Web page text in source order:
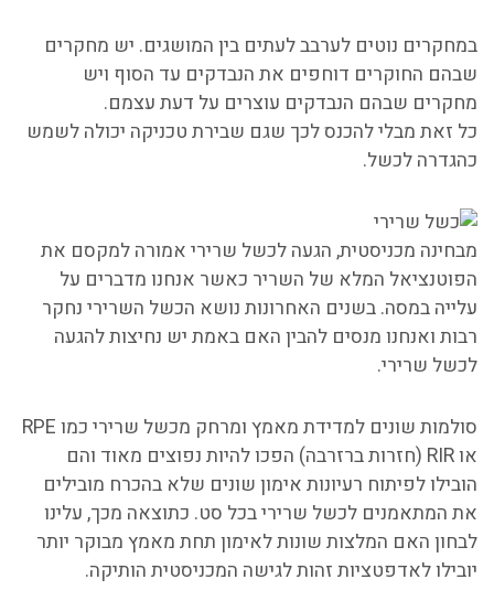
במחקרים נוטים לערבב לעתים בין המושגים. יש מחקרים
שבהם החוקרים דוחפים את הנבדקים עד הסוף ויש
מחקרים שבהם הנבדקים עוצרים על דעת עצמם.
כל זאת מבלי להכנס לכך שגם שבירת טכניקה יכולה לשמש
כהגדרה לכשל.
מבחינה מכניסטית, הגעה לכשל שרירי אמורה למקסם את
הפוטנציאל המלא של השריר כאשר אנחנו מדברים על
עלייה במסה. בשנים האחרונות נושא הכשל השרירי נחקר
רבות ואנחנו מנסים להבין האם באמת יש נחיצות להגעה
לכשל שרירי.
סולמות שונים למדידת מאמץ ומרחק מכשל שרירי כמו RPE
או RIR (חזרות ברזרבה) הפכו להיות נפוצים מאוד והם
הובילו לפיתוח רעיונות אימון שונים שלא בהכרח מובילים
את המתאמנים לכשל שרירי בכל סט. כתוצאה מכך, עלינו
לבחון האם המלצות שונות לאימון תחת מאמץ מבוקר יותר
יובילו לאדפטציות זהות לגישה המכניסטית הותיקה.